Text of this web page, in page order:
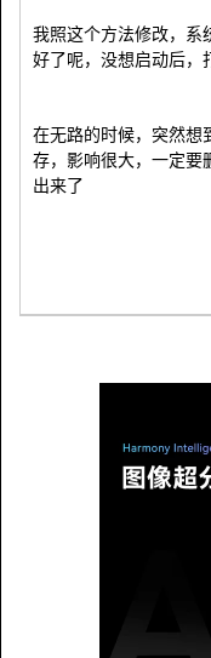
我照这个方法修改，系
好了呢，没想启动后，
在无路的时候，突然想
存，影响很大，一定要
出来了